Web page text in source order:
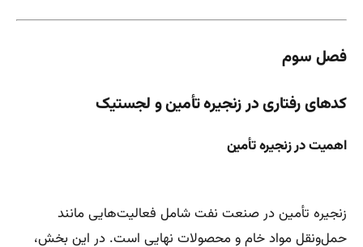
فصل سوم
کدهای رفتاری در زنجیره تأمین و لجستیک
اهمیت در زنجیره تأمین
زنجیره تأمین در صنعت نفت شامل فعالیت‌هایی مانند
حمل‌ونقل مواد خام و محصولات نهایی است. در این بخش،